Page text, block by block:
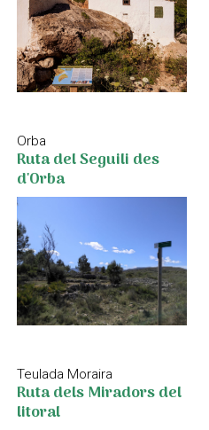
Orba
Ruta del Seguili des
d'Orba
Teulada Moraira
Ruta dels Miradors del
litoral